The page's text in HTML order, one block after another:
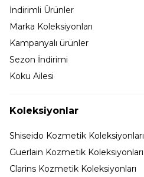
İndirimli Ürünler
Marka Koleksiyonları
Kampanyalı ürünler
Sezon İndirimi
Koku Ailesi
Koleksiyonlar
Shiseido Kozmetik Koleksiyonları
Guerlain Kozmetik Koleksiyonları
Clarins Kozmetik Koleksiyonları